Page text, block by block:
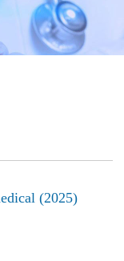
(2025)